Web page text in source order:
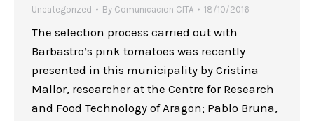
Uncategorized By Comunicacion CITA 18/10/2016
The selection process carried out with
Barbastro’s pink tomatoes was recently
presented in this municipality by Cristina
Mallor, researcher at the Centre for Research
and Food Technology of Aragon; Pablo Bruna,